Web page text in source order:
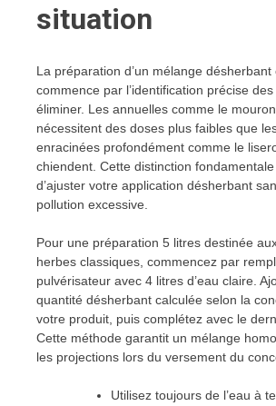
situation
La préparation d’un mélange désherbant
commence par l’identification précise
éliminer. Les annuelles comme le
nécessitent des doses plus faibles que
enracinées profondément comme le
chiendent. Cette distinction
d’ajuster votre application désherbant
pollution excessive.
Pour une préparation 5 litres destinée
herbes classiques, commencez par
pulvérisateur avec 4 litres d’eau claire.
quantité désherbant calculée selon la
votre produit, puis complétez avec le
Cette méthode garantit un mélange
les projections lors du versement du
Utilisez toujours de l’eau à